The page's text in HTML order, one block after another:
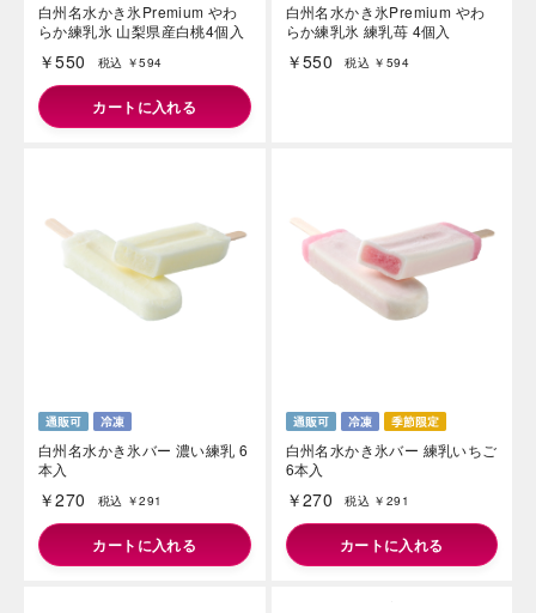
白州名水かき氷Premium やわ
らか練乳氷 山梨県産白桃4個入
￥550 税込 ￥594
カートに入れる
白州名水かき氷Premium やわ
らか練乳氷 練乳苺 4個入
￥550 税込 ￥594
白州名水かき氷バー 濃い練乳 6
本入
￥270 税込 ￥291
カートに入れる
白州名水かき氷バー 練乳いちご
6本入
￥270 税込 ￥291
カートに入れる